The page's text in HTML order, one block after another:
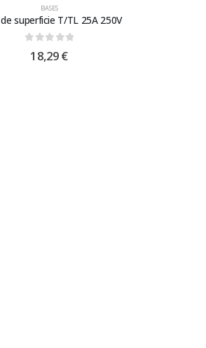
BASES
superficie T/TL 25A 250V
18,29€